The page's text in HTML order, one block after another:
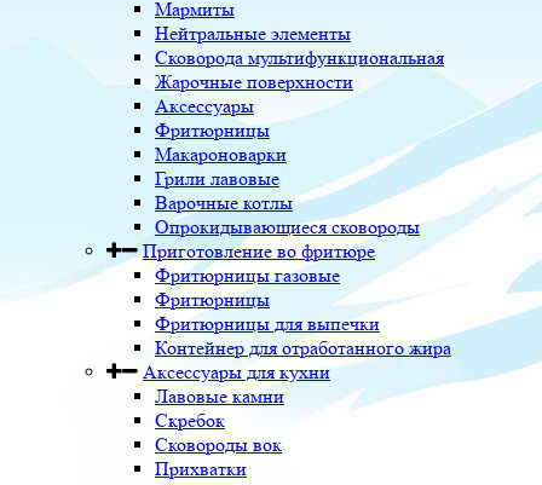
Мармиты
Нейтральные элементы
Сковорода мультифункциональная
Жарочные поверхности
Аксессуары
Фритюрницы
Макароноварки
Грили лавовые
Варочные котлы
Опрокидывающиеся сковороды
Приготовление во фритюре
Фритюрницы газовые
Фритюрницы
Фритюрницы для выпечки
Контейнер для отработанного жира
Аксессуары для кухни
Лавовые камни
Скребок
Сковороды вок
Прихватки